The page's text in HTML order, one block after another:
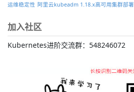
运维稳定性 阿里云kubeadm 1.18.x高可用集群部署
加入社区
Kubernetes进阶交流群：548246072